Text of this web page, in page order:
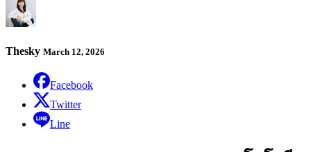
Thesky March 12, 2026
Facebook
Twitter
Line